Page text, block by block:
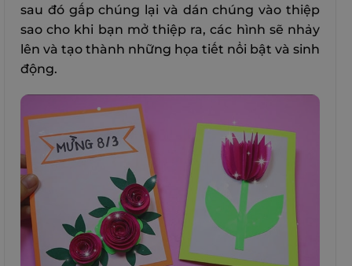
sau đó gấp chúng lại và dán chúng vào thiệp
sao cho khi bạn mở thiệp ra, các hình sẽ nhảy
lên và tạo thành những họa tiết nổi bật và sinh
động.